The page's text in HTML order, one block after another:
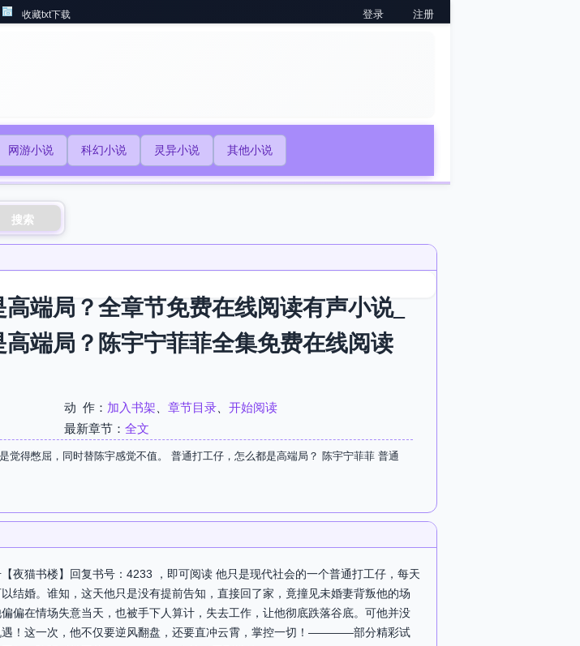
收藏txt下载 登录 注册
网游小说 科幻小说 灵异小说 其他小说
搜索
端局？全章节免费在线阅读有声小说_
端局？陈宇宁菲菲全集免费在线阅读
动 作： 加入书架 章节目录
开始阅读
最新章节： 全文
觉得憋屈，同时替陈宇感觉不值。 普通打工仔，怎么都是高端局？ 陈宇宁菲菲 普通
夜猫书楼】回复书号：4233 ，即可阅读 他只是现代社会的一个普通打工仔，每天
结婚。谁知，这天他只是没有提前告知，直接回了家，竟撞见未婚妻背叛他的场
偏在情场失意当天，也被手下人算计，失去工作，让他彻底跌落谷底。可他并没
遇！这一次，他不仅要逆风翻盘，还要直冲云霄，掌控一切！————部分精彩试